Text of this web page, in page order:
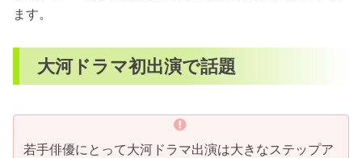
ます。
大河ドラマ初出演で話題
若手俳優にとって大河ドラマ出演は大きなステップア